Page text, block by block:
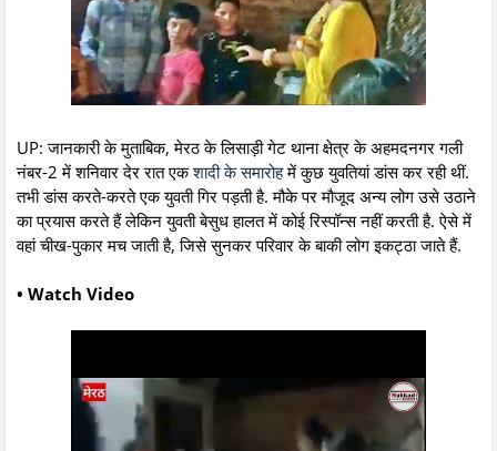
UP: जानकारी के मुताबिक, मेरठ के लिसाड़ी गेट थाना क्षेत्र के अहमदनगर गली
नंबर-2 में शनिवार देर रात एकशादी के समारोहमें कुछ युवतियां डांस कर रही थीं.
तभी डांस करते-करते एक युवती गिर पड़ती है. मौके पर मौजूद अन्य लोग उसे उठाने
का प्रयास करते हैं लेकिन युवती बेसुध हालत में कोई रिस्पॉन्स नहीं करती है. ऐसे में
वहां चीख-पुकार मच जाती है, जिसे सुनकर परिवार के बाकी लोग इकट्ठा जाते हैं.
• Watch Video